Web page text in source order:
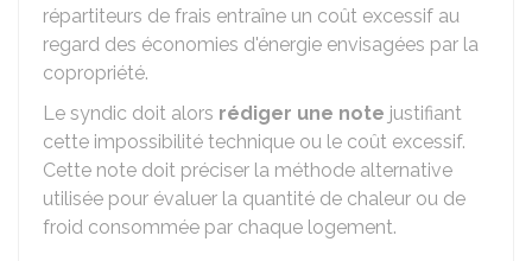
répartiteurs de frais entraîne un coût excessif au
regard des économies d'énergie envisagées par la
copropriété.
Le syndic doit alors rédiger une note justifiant
cette impossibilité technique ou le coût excessif.
Cette note doit préciser la méthode alternative
utilisée pour évaluer la quantité de chaleur ou de
froid consommée par chaque logement.